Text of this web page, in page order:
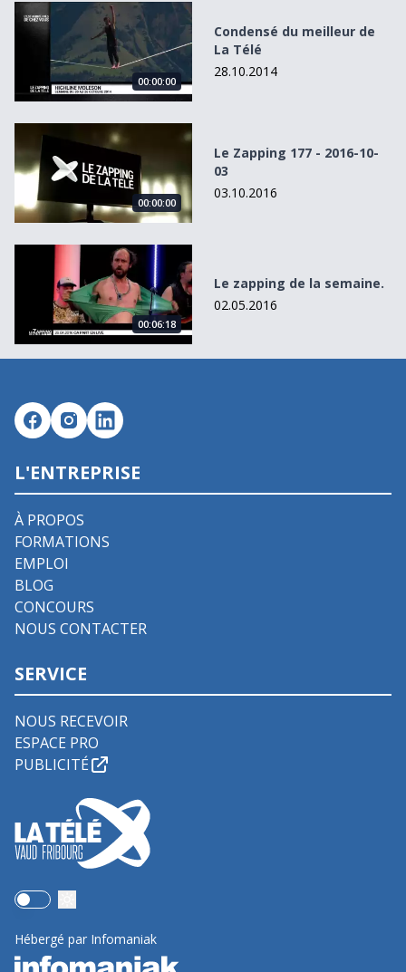
Condensé du meilleur de La Télé
00:00:00
Condensé du meilleur de
La Télé
28.10.2014
Le Zapping 177 - 2016-10-03
00:00:00
Le Zapping 177 - 2016-10-
03
03.10.2016
Le zapping de la semaine.
00:06:18
Le zapping de la semaine.
02.05.2016
L'ENTREPRISE
À PROPOS
FORMATIONS
EMPLOI
BLOG
CONCOURS
NOUS CONTACTER
SERVICE
NOUS RECEVOIR
ESPACE PRO
PUBLICITÉ
Use setting
Hébergé par Infomaniak